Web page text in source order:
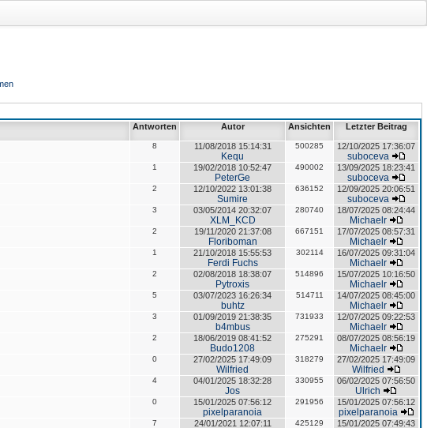
Antworten Autor Ansichten Letzter Beitrag
8 11/08/2018 15:14:31
Kequ
500285 12/10/2025 17:36:07
suboceva
1 19/02/2018 10:52:47
PeterGe
490002 13/09/2025 18:23:41
suboceva
2 12/10/2022 13:01:38
Sumire
636152 12/09/2025 20:06:51
suboceva
3 03/05/2014 20:32:07
XLM_KCD
280740 18/07/2025 08:24:44
Michaelr
2 19/11/2020 21:37:08
Floriboman
667151 17/07/2025 08:57:31
Michaelr
1 21/10/2018 15:55:53
Ferdi Fuchs
302114 16/07/2025 09:31:04
Michaelr
2 02/08/2018 18:38:07
Pytroxis
514896 15/07/2025 10:16:50
Michaelr
5 03/07/2023 16:26:34
buhtz
514711 14/07/2025 08:45:00
Michaelr
3 01/09/2019 21:38:35
b4mbus
731933 12/07/2025 09:22:53
Michaelr
2 18/06/2019 08:41:52
Budo1208
275291 08/07/2025 08:56:19
Michaelr
0 27/02/2025 17:49:09
Wilfried
318279 27/02/2025 17:49:09
Wilfried
4 04/01/2025 18:32:28
Jos
330955 06/02/2025 07:56:50
Ulrich
0 15/01/2025 07:56:12
pixelparanoia
291956 15/01/2025 07:56:12
pixelparanoia
7 24/01/2021 12:07:11 425129 15/01/2025 07:49:43